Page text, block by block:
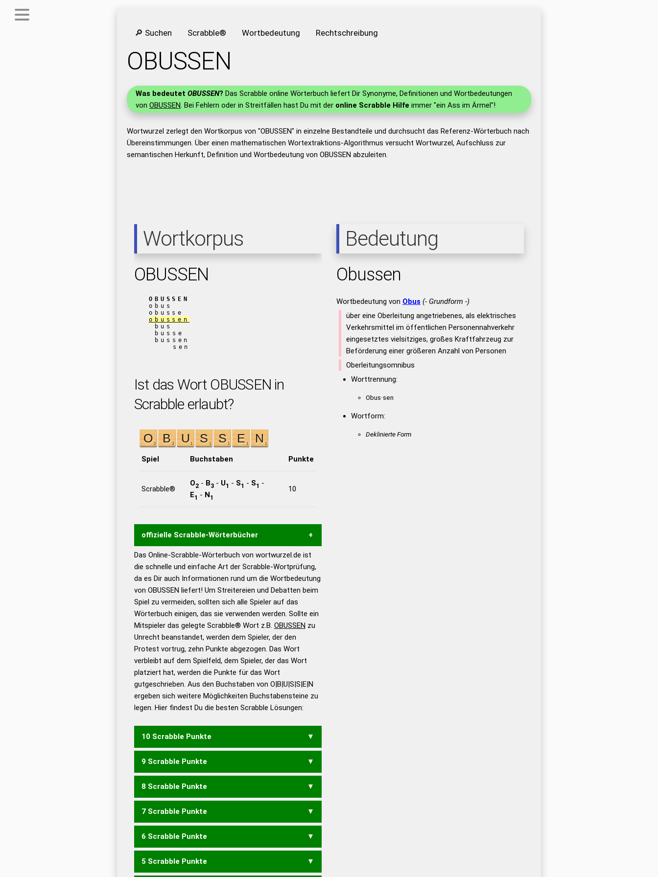
🔎 Suchen Scrabble® Wortbedeutung Rechtschreibung
OBUSSEN
Was bedeutet OBUSSEN? Das Scrabble online Wörterbuch liefert Dir Synonyme, Definitionen und Wortbedeutungen
von OBUSSEN. Bei Fehlern oder in Streitfällen hast Du mit der online Scrabble Hilfe immer "ein Ass im Ärmel"!
Wortwurzel zerlegt den Wortkorpus von "OBUSSEN" in einzelne Bestandteile und durchsucht das Referenz-Wörterbuch nach
Übereinstimmungen. Über einen mathematischen Wortextraktions-Algorithmus versucht Wortwurzel, Aufschluss zur
semantischen Herkunft, Definition und Wortbedeutung von OBUSSEN abzuleiten.
Wortkorpus
OBUSSEN
OBUSSEN
obus
obusse
obussen
bus
busse
bussen
sen
Ist das Wort OBUSSEN in
Scrabble erlaubt?
Spiel Buchstaben Punkte
Scrabble®
O2- B3- U1 - S1 - S1 -
E1 - N1
10
offizielle Scrabble-Wörterbücher
Wortwurzel liefert mit Hilfe eines semantischen
Wortanalyse-Algorithmus gute Anhaltspunkte zu
Wortbedeutung, Worttrennung und Wortform, um die
Gültigkeit eines Wortes für das Scrabble-Spiel zu
bestimmen! zugelassene Turnier Scrabble-
Wörterbücher sind:
Duden – Standardwerk in 12
Bänden
Duden – Richtiges und gutes
Deutsch
Duden – Die deutsche Grammatik
Duden – Deutsches
Universalwörterbuch
Das Online-Scrabble-Wörterbuch von wortwurzel.de ist
die schnelle und einfache Art der Scrabble-Wortprüfung,
da es Dir auch Informationen rund um die Wortbedeutung
von OBUSSEN liefert! Um Streitereien und Debatten beim
Spiel zu vermeiden, sollten sich alle Spieler auf das
Wörterbuch einigen, das sie verwenden werden. Sollte ein
Mitspieler das gelegte Scrabble® Wort z.B. OBUSSEN zu
Unrecht beanstandet, werden dem Spieler, der den
Protest vortrug, zehn Punkte abgezogen. Das Wort
verbleibt auf dem Spielfeld, dem Spieler, der das Wort
platziert hat, werden die Punkte für das Wort
gutgeschrieben. Aus den Buchstaben von O|B|U|S|S|E|N
ergeben sich weitere Möglichkeiten Buchstabensteine zu
legen. Hier findest Du die besten Scrabble Lösungen:
10 Scrabble Punkte
BONUSSE
9 Scrabble Punkte
BOSSEN
8 Scrabble Punkte
BONUS BOSSE SNOBS
7 Scrabble Punkte
BEOS BONS BOSS OBEN
6 Scrabble Punkte
BEO BON OBS BENS
5 Scrabble Punkte
Bedeutung
Obussen
Wortbedeutung von Obus (- Grundform -)
über eine Oberleitung angetriebenes, als elektrisches
Verkehrsmittel im öffentlichen Personennahverkehr
eingesetztes vielsitziges, großes Kraftfahrzeug zur
Beförderung einer größeren Anzahl von Personen
Oberleitungsomnibus
Worttrennung:
Obus·sen
Wortform:
Deklinierte Form